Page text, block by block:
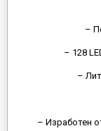
–
– 128
–
– Изработен